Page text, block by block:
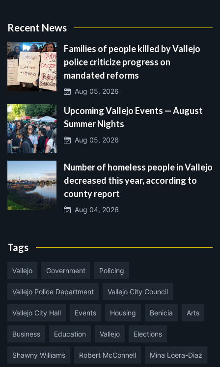
Recent News
Families of people killed by Vallejo
police criticize progress on
mandated reforms
Aug 05, 2026
Upcoming Vallejo Events — August
Summer Nights
Aug 05, 2026
Number of homeless people in Vallejo
decreased this year, according to
county report
Aug 04, 2026
Tags
Vallejo Government Policing
Vallejo Police Department Vallejo City Council
Vallejo City Hall Events Housing Benicia Arts
Business Education Vallejo Elections
Shawny Williams Robert McConnell Mina Loera-Diaz